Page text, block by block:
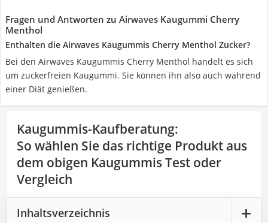
Fragen und Antworten zu Airwaves Kaugummi Cherry
Menthol
Enthalten die Airwaves Kaugummis Cherry Menthol Zucker?
Bei den Airwaves Kaugummis Cherry Menthol handelt es sich
um zuckerfreien Kaugummi. Sie können ihn also auch während
einer Diät genießen.
Kaugummis-Kaufberatung:
So wählen Sie das richtige Produkt aus
dem obigen Kaugummis Test oder
Vergleich
Inhaltsverzeichnis